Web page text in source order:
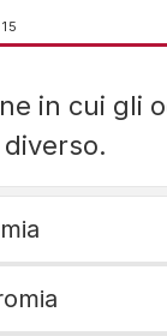
15
in cui gli